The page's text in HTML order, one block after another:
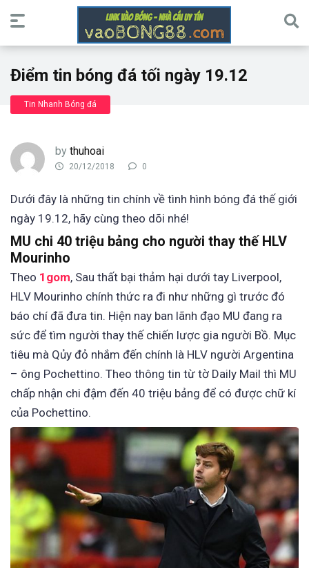
Điểm tin bóng đá tối ngày 19.12
Tin Nhanh Bóng đá
by thuhoai
20/12/2018 0
Dưới đây là những tin chính về tình hình bóng đá thế giới
ngày 19.12, hãy cùng theo dõi nhé!
MU chi 40 triệu bảng cho người thay thế HLV
Mourinho
Theo 1gom, Sau thất bại thảm hại dưới tay Liverpool,
HLV Mourinho chính thức ra đi như những gì trước đó
báo chí đã đưa tin. Hiện nay ban lãnh đạo MU đang ra
sức để tìm người thay thế chiến lược gia người Bồ. Mục
tiêu mà Qủy đỏ nhắm đến chính là HLV người Argentina
– ông Pochettino. Theo thông tin từ tờ Daily Mail thì MU
chấp nhận chi đậm đến 40 triệu bảng để có được chữ kí
của Pochettino.